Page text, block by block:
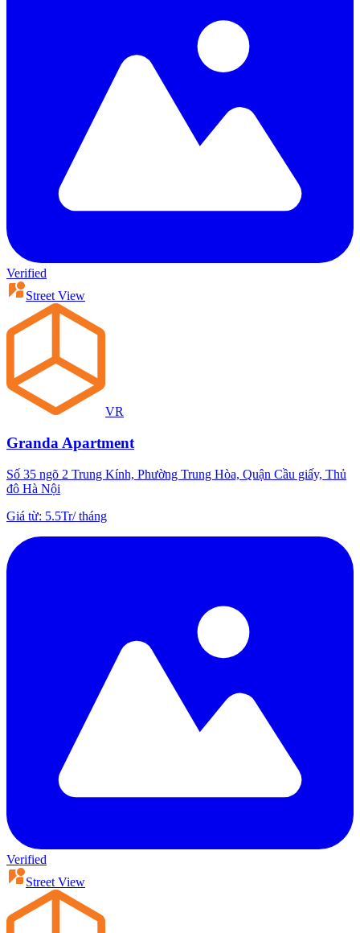
Verified
Street View
VR
Granda Apartment
Số 35 ngõ 2 Trung Kính, Phường Trung Hòa, Quận Cầu giấy, Thủ
đô Hà Nội
Giá từ: 5.5Tr/tháng
Verified
Street View